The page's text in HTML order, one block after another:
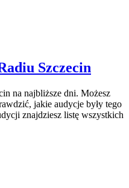
Szczecin
na najbliższe dni. Możesz
jakie audycje były tego
znajdziesz listę wszystkich